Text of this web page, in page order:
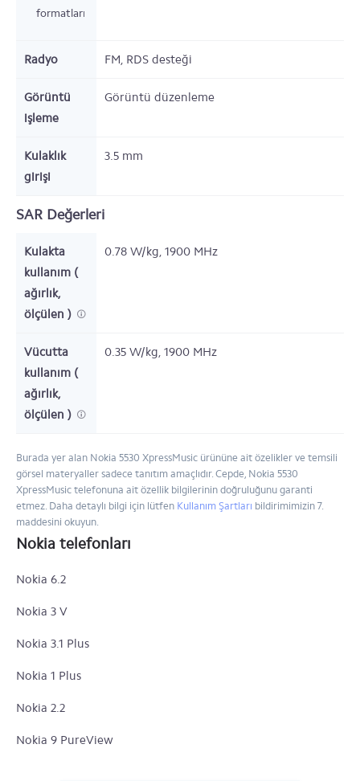
formatları
Radyo FM, RDS desteği
Görüntü
işleme
Görüntü düzenleme
Kulaklık
girişi
3.5 mm
SAR Değerleri
Kulakta
kullanım (
ağırlık,
ölçülen )
0.78 W/kg, 1900 MHz
Vücutta
kullanım (
ağırlık,
ölçülen )
0.35 W/kg, 1900 MHz
Burada yer alan Nokia 5530 XpressMusic ürününe ait özelikler ve temsili
görsel materyaller sadece tanıtım amaçlıdır. Cepde, Nokia 5530
XpressMusic telefonuna ait özellik bilgilerinin doğruluğunu garanti
etmez. Daha detaylı bilgi için lütfen Kullanım Şartları bildirimimizin 7.
maddesini okuyun.
Nokia telefonları
Nokia 6.2
Nokia 3 V
Nokia 3.1 Plus
Nokia 1 Plus
Nokia 2.2
Nokia 9 PureView